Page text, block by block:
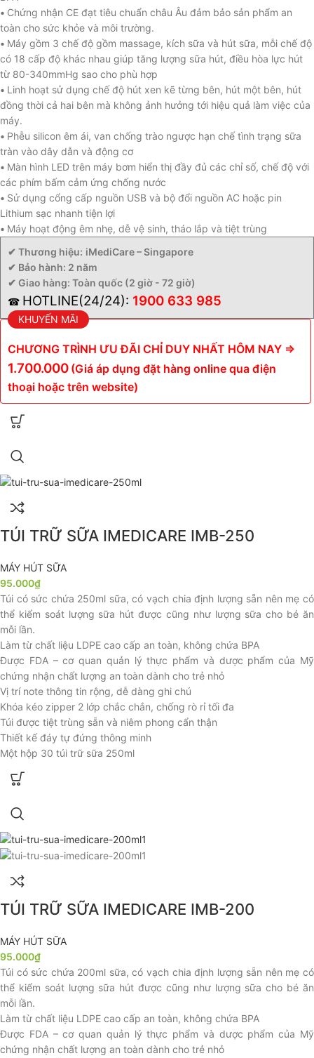
• Chứng nhận CE đạt tiêu chuẩn châu Âu đảm bảo sản phẩm an
toàn cho sức khỏe và môi trường.
• Máy gồm 3 chế độ gồm massage, kích sữa và hút sữa, mỗi chế độ
có 18 cấp độ khác nhau giúp tăng lượng sữa hút, điều hòa lực hút
từ 80-340mmHg sao cho phù hợp
• Linh hoạt sử dụng chế độ hút xen kẽ từng bên, hút một bên, hút
đồng thời cả hai bên mà không ảnh hưởng tới hiệu quả làm việc của
máy.
• Phễu silicon êm ái, van chống trào ngược hạn chế tình trạng sữa
tràn vào dây dẫn và động cơ
• Màn hình LED trên máy bơm hiển thị đầy đủ các chỉ số, chế độ với
các phím bấm cảm ứng chống nước
• Sử dụng cổng cấp nguồn USB và bộ đổi nguồn AC hoặc pin
Lithium sạc nhanh tiện lợi
• Máy hoạt động êm nhẹ, dễ vệ sinh, tháo lắp và tiệt trùng
✔ Thương hiệu: iMediCare – Singapore
✔ Bảo hành: 2 năm
✔ Giao hàng: Toàn quốc (2 giờ - 72 giờ)
☎ HOTLINE(24/24): 1900 633 985
KHUYẾN MÃI
CHƯƠNG TRÌNH ƯU ĐÃI CHỈ DUY NHẤT HÔM NAY =>
1.700.000 (Giá áp dụng đặt hàng online qua điện
thoại hoặc trên website)
TÚI TRỮ SỮA IMEDICARE IMB-250
MÁY HÚT SỮA
95.000₫
Túi có sức chứa 250ml sữa, có vạch chia định lượng sẵn nên mẹ có
thể kiểm soát lượng sữa hút được cũng như lượng sữa cho bé ăn
mỗi lần.
Làm từ chất liệu LDPE cao cấp an toàn, không chứa BPA
Được FDA – cơ quan quản lý thực phẩm và dược phẩm của Mỹ
chứng nhận chất lượng an toàn dành cho trẻ nhỏ
Vị trí note thông tin rộng, dễ dàng ghi chú
Khóa kéo zipper 2 lớp chắc chắn, chống rò rỉ tối đa
Túi được tiệt trùng sẵn và niêm phong cẩn thận
Thiết kế đáy tự đứng thông minh
Một hộp 30 túi trữ sữa 250ml
TÚI TRỮ SỮA IMEDICARE IMB-200
MÁY HÚT SỮA
95.000₫
Túi có sức chứa 200ml sữa, có vạch chia định lượng sẵn nên mẹ có
thể kiểm soát lượng sữa hút được cũng như lượng sữa cho bé ăn
mỗi lần.
Làm từ chất liệu LDPE cao cấp an toàn, không chứa BPA
Được FDA – cơ quan quản lý thực phẩm và dược phẩm của Mỹ
chứng nhận chất lượng an toàn dành cho trẻ nhỏ